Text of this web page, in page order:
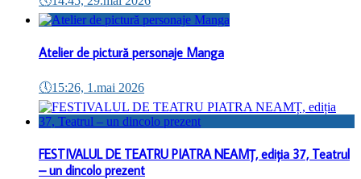
Atelier de pictură personaje Manga
🕔15:26, 1.mai 2026
FESTIVALUL DE TEATRU PIATRA NEAMȚ, ediția 37, Teatrul
– un dincolo prezent